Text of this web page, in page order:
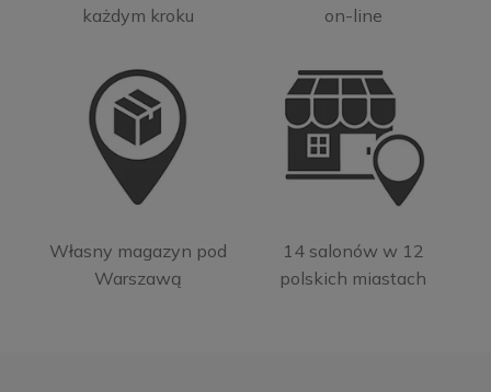
każdym kroku
on-line
Własny magazyn pod
Warszawą
14 salonów w 12
polskich miastach